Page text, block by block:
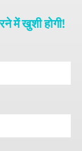
में खुशी होगी!